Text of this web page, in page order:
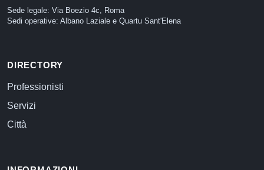
Sede legale: Via Boezio 4c, Roma
Sedi operative: Albano Laziale e Quartu Sant'Elena
DIRECTORY
Professionisti
Servizi
Città